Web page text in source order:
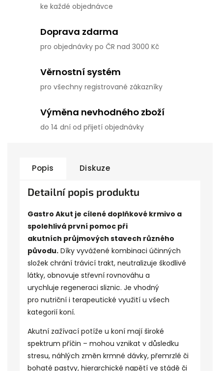
ke každé objednávce
Doprava zdarma
pro objednávky po ČR nad 3000 Kč
Věrnostní systém
pro všechny registrované zákazníky
Výměna nevhodného zboží
do 14 dní od přijetí objednávky
Popis Diskuze
Detailní popis produktu
Gastro Akut je cílené doplňkové krmivo a
spolehlivá první pomoc při
akutních průjmových stavech různého
původu. Díky vyvážené kombinaci účinných
složek chrání trávicí trakt, neutralizuje škodlivé
látky, obnovuje střevní rovnováhu a
urychluje regeneraci sliznic. Je vhodný
pro nutriční i terapeutické využití u všech
kategorií koní.
Akutní zažívací potíže u koní mají široké
spektrum příčin – mohou vznikat v důsledku
stresu, náhlých změn krmné dávky, přemrzlé či
bohaté pastvy, hierarchické napětí ve stádě či